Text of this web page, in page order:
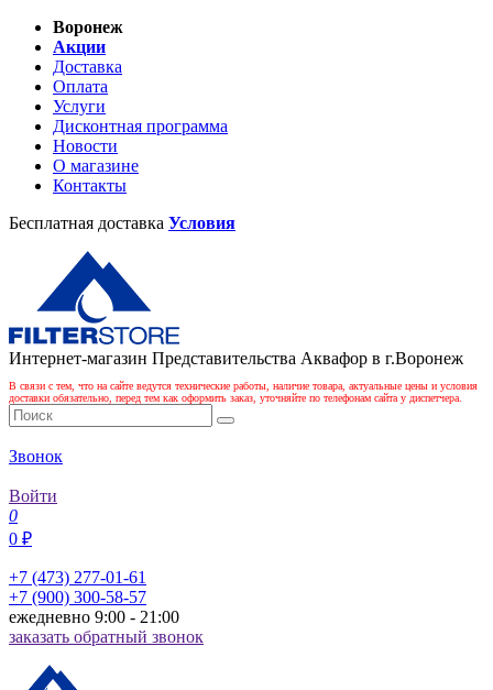
Воронеж
Акции
Доставка
Оплата
Услуги
Дисконтная программа
Новости
О магазине
Контакты
Бесплатная доставка Условия
Интернет-магазин Представительства Аквафор в г.Воронеж
В связи с тем, что на сайте ведутся технические работы, наличие товара, актуальные цены и условия
доставки обязательно, перед тем как оформить заказ, уточняйте по телефонам сайта у диспетчера.
Звонок
Войти
0
0 ₽
+7 (473) 277-01-61
+7 (900) 300-58-57
ежедневно 9:00 - 21:00
заказать обратный звонок